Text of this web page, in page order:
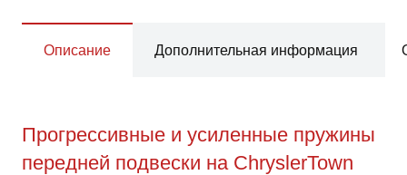
Описание Дополнительная информация
Прогрессивные и усиленные пружины
передней подвески на ChryslerTown